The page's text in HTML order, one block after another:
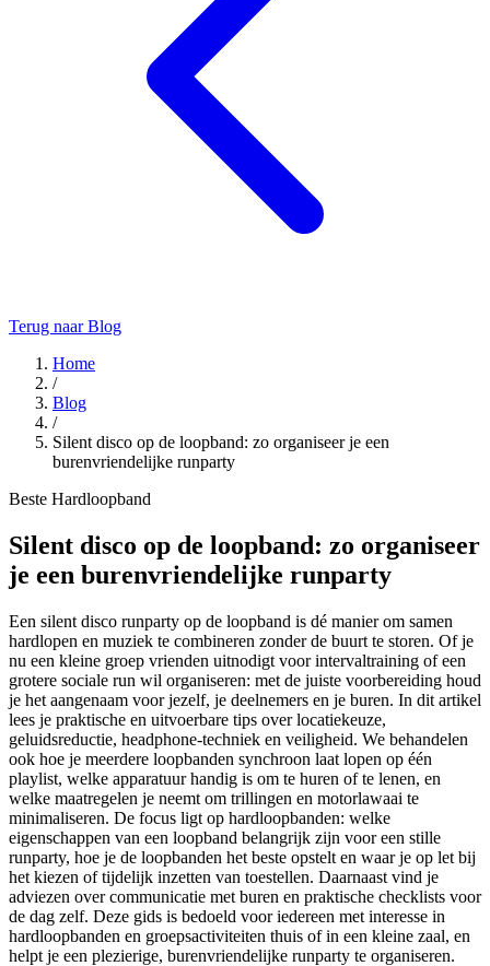
Terug naar Blog
Home
/
Blog
/
Silent disco op de loopband: zo organiseer je een
burenvriendelijke runparty
Beste Hardloopband
Silent disco op de loopband: zo organiseer
je een burenvriendelijke runparty
Een silent disco runparty op de loopband is dé manier om samen
hardlopen en muziek te combineren zonder de buurt te storen. Of je
nu een kleine groep vrienden uitnodigt voor intervaltraining of een
grotere sociale run wil organiseren: met de juiste voorbereiding houd
je het aangenaam voor jezelf, je deelnemers en je buren. In dit artikel
lees je praktische en uitvoerbare tips over locatiekeuze,
geluidsreductie, headphone-techniek en veiligheid. We behandelen
ook hoe je meerdere loopbanden synchroon laat lopen op één
playlist, welke apparatuur handig is om te huren of te lenen, en
welke maatregelen je neemt om trillingen en motorlawaai te
minimaliseren. De focus ligt op hardloopbanden: welke
eigenschappen van een loopband belangrijk zijn voor een stille
runparty, hoe je de loopbanden het beste opstelt en waar je op let bij
het kiezen of tijdelijk inzetten van toestellen. Daarnaast vind je
adviezen over communicatie met buren en praktische checklists voor
de dag zelf. Deze gids is bedoeld voor iedereen met interesse in
hardloopbanden en groepsactiviteiten thuis of in een kleine zaal, en
helpt je een plezierige, burenvriendelijke runparty te organiseren.